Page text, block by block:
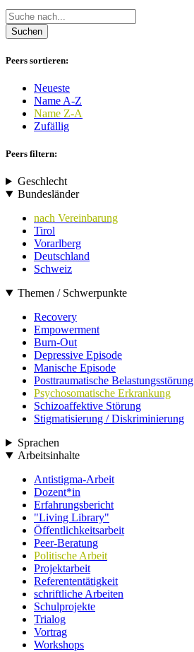
Suchen
Peers sortieren:
Neueste
Name A-Z
Name Z-A
Zufällig
Peers filtern:
Geschlecht
Bundesländer
nach Vereinbarung
Tirol
Vorarlberg
Deutschland
Schweiz
Themen / Schwerpunkte
Recovery
Empowerment
Burn-Out
Depressive Episode
Manische Episode
Posttraumatische Belastungsstörung
Psychosomatische Erkrankung
Schizoaffektive Störung
Stigmatisierung / Diskriminierung
Sprachen
Arbeitsinhalte
Antistigma-Arbeit
Dozent*in
Erfahrungsbericht
"Living Library"
Öffentlichkeitsarbeit
Peer-Beratung
Politische Arbeit
Projektarbeit
Referententätigkeit
schriftliche Arbeiten
Schulprojekte
Trialog
Vortrag
Workshops